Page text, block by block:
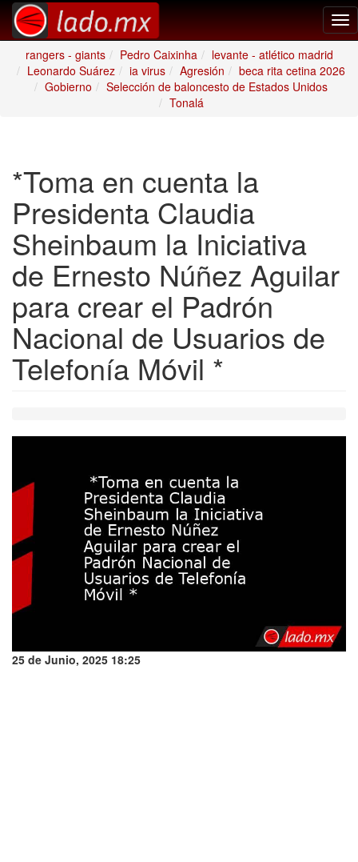
rangers - giants
Pedro Caixinha
levante - atlético madrid
Leonardo Suárez
ia virus Agresión
beca rita cetina 2026
Gobierno
Selección de baloncesto de Estados Unidos
Tonalá
*Toma en cuenta la
Presidenta Claudia
Sheinbaum la Iniciativa
de Ernesto Núñez Aguilar
para crear el Padrón
Nacional de Usuarios de
Telefonía Móvil *
25 de Junio, 2025 18:25